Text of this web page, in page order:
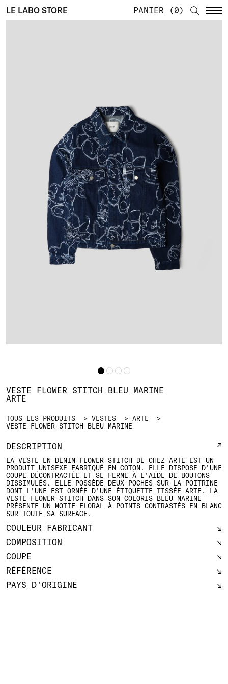
LE LABO STORE PANIER 0
TOUS LES PRODUITS VESTES
ARTE
VESTE FLOWER STITCH BLEU MARINE
VESTE FLOWER STITCH BLEU MARINE
ARTE
DESCRIPTION
LA VESTE EN DENIM FLOWER STITCH DE CHEZ ARTE EST UN
PRODUIT UNISEXE FABRIQUÉ EN COTON. ELLE DISPOSE D'UNE
COUPE DÉCONTRACTÉE ET SE FERME À L'AIDE DE BOUTONS
DISSIMULÉS. ELLE POSSÈDE DEUX POCHES SUR LA POITRINE
DONT L'UNE EST ORNÉE D'UNE ÉTIQUETTE TISSÉE ARTE. LA
VESTE FLOWER STITCH DANS SON COLORIS BLEU MARINE
PRÉSENTE UN MOTIF FLORAL À POINTS CONTRASTÉS EN BLANC
SUR TOUTE SA SURFACE.
COULEUR FABRICANT
COMPOSITION
COUPE
RÉFÉRENCE
PAYS D'ORIGINE